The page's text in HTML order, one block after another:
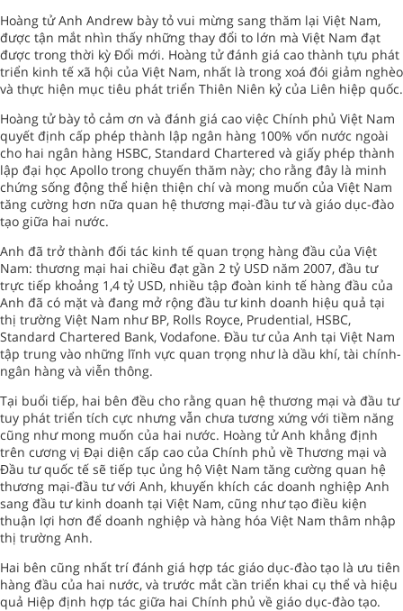
Hoàng tử Anh Andrew bày tỏ vui mừng sang thăm lại Việt Nam,
được tận mắt nhìn thấy những thay đổi to lớn mà Việt Nam đạt
được trong thời kỳ Đổi mới. Hoàng tử đánh giá cao thành tựu phát
triển kinh tế xã hội của Việt Nam, nhất là trong xoá đói giảm nghèo
và thực hiện mục tiêu phát triển Thiên Niên kỷ của Liên hiệp quốc.
Hoàng tử bày tỏ cảm ơn và đánh giá cao việc Chính phủ Việt Nam
quyết định cấp phép thành lập ngân hàng 100% vốn nước ngoài
cho hai ngân hàng HSBC, Standard Chartered và giấy phép thành
lập đại học Apollo trong chuyến thăm này; cho rằng đây là minh
chứng sống động thể hiện thiện chí và mong muốn của Việt Nam
tăng cường hơn nữa quan hệ thương mại-đầu tư và giáo dục-đào
tạo giữa hai nước.
Anh đã trở thành đối tác kinh tế quan trọng hàng đầu của Việt
Nam: thương mại hai chiều đạt gần 2 tỷ USD năm 2007, đầu tư
trực tiếp khoảng 1,4 tỷ USD, nhiều tập đoàn kinh tế hàng đầu của
Anh đã có mặt và đang mở rộng đầu tư kinh doanh hiệu quả tại
thị trường Việt Nam như BP, Rolls Royce, Prudential, HSBC,
Standard Chartered Bank, Vodafone. Đầu tư của Anh tại Việt Nam
tập trung vào những lĩnh vực quan trọng như là dầu khí, tài chính-
ngân hàng và viễn thông.
Tại buổi tiếp, hai bên đều cho rằng quan hệ thương mại và đầu tư
tuy phát triển tích cực nhưng vẫn chưa tương xứng với tiềm năng
cũng như mong muốn của hai nước. Hoàng tử Anh khẳng định
trên cương vị Đại diện cấp cao của Chính phủ về Thương mại và
Đầu tư quốc tế sẽ tiếp tục ủng hộ Việt Nam tăng cường quan hệ
thương mại-đầu tư với Anh, khuyến khích các doanh nghiệp Anh
sang đầu tư kinh doanh tại Việt Nam, cũng như tạo điều kiện
thuận lợi hơn để doanh nghiệp và hàng hóa Việt Nam thâm nhập
thị trường Anh.
Hai bên cũng nhất trí đánh giá hợp tác giáo dục-đào tạo là ưu tiên
hàng đầu của hai nước, và trước mắt cần triển khai cụ thể và hiệu
quả Hiệp định hợp tác giữa hai Chính phủ về giáo dục-đào tạo.